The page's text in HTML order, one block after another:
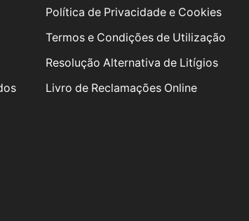
Política de Privacidade e Cookies
Termos e Condições de Utilização
Resolução Alternativa de Litígios
Livro de Reclamações Online